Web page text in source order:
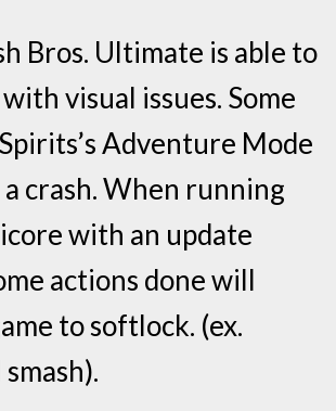
Bros. Ultimate is able to
visual issues. Some
Adventure Mode
crash. When running
with an update
actions done will
to softlock. (ex.